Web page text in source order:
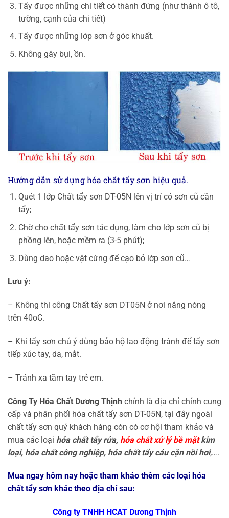
Tẩy được những chi tiết có thành đứng (như thành ô tô,
tường, cạnh của chi tiết)
Tẩy được những lớp sơn ở góc khuất.
Không gây bụi, ồn.
Hướng dẫn sử dụng hóa chất tẩy sơn hiệu quả.
Quét 1 lớp Chất tẩy sơn DT-05N lên vị trí có sơn cũ cần
tẩy;
Chờ cho chất tẩy sơn tác dụng, làm cho lớp sơn cũ bị
phồng lên, hoặc mềm ra (3-5 phút);
Dùng dao hoặc vật cứng để cạo bỏ lớp sơn cũ…
Lưu ý:
– Không thi công Chất tẩy sơn DT05N ở nơi nắng nóng
trên 40oC.
– Khi tẩy sơn chú ý dùng bảo hộ lao động tránh để tẩy sơn
tiếp xúc tay, da, mắt.
– Tránh xa tầm tay trẻ em.
Công Ty Hóa Chất Dương Thịnh chính là địa chỉ chính cung
cấp và phân phối hóa chất tẩy sơn DT-05N, tại đây ngoài
chất tẩy sơn quý khách hàng còn có cơ hội tham khảo và
mua các loại hóa chất tẩy rửa, hóa chất xử lý bề mặtkim
loại, hóa chất công nghiệp, hóa chất tẩy cáu cặn nồi hơi,….
Mua ngay hôm nay hoặc tham khảo thêm các loại hóa
chất tẩy sơn khác theo địa chỉ sau:
Công ty TNHH HCAT Dương Thịnh